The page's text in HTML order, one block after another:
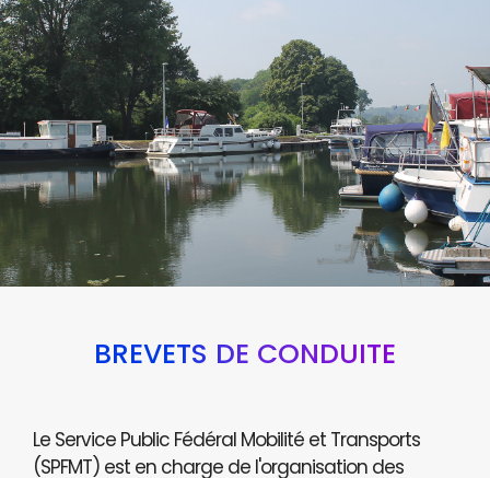
BREVETS DE CONDUITE
Le Service Public Fédéral Mobilité et Transports
(SPFMT) est en charge de l'organisation des